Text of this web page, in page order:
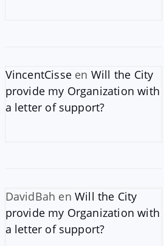
VincentCisseen Will the City
provide my Organization with
a letter of support?
DavidBah en Will the City
provide my Organization with
a letter of support?